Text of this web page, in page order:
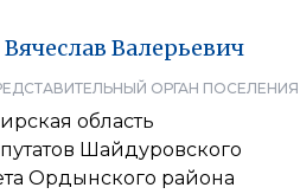
Вячеслав Валерьевич
ОРГАН ПОСЕЛЕНИЯ
область
Шайдуровского
Ордынского района